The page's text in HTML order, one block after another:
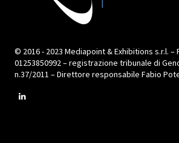
© 2016 - 2023 Mediapoint & Exhibitions s.r.l. –
01253850992 – registrazione tribunale di
n.37/2011 – Direttore responsabile Fabio